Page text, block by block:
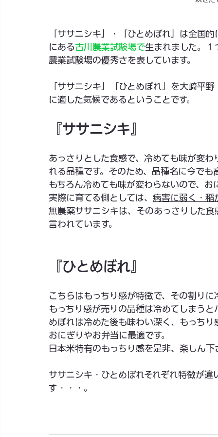
「ササニシキ」・「ひとめぼれ」は全国
にある古川農業試験場で生まれました。
農業試験場の優秀さを表しています。
「ササニシキ」「ひとめぼれ」を大崎平
に適した気候であるということです。
『ササニシキ』
あっさりとした食感で、冷めても味が変
れる品種です。そのため、品種名に今でも
もちろん冷めても味が変わらないので、
実際に育てる側としては、 病害に弱く・稲
無農薬ササニシキは、そのあっさりした
言われています。
『ひとめぼれ』
こちらはもっちり感が特徴で、その割り
もっちり感が売りの品種は冷めてしまう
めぼれは冷めた後も味わい深く、もっちり
おにぎりやお弁当に最適です。
日本米特有のもっちり感を是非、楽しん下
ササニシキ・ひとめぼれそれぞれ特徴が
す・・・。